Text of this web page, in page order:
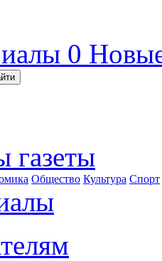
0
газеты
Общество Культура Спорт